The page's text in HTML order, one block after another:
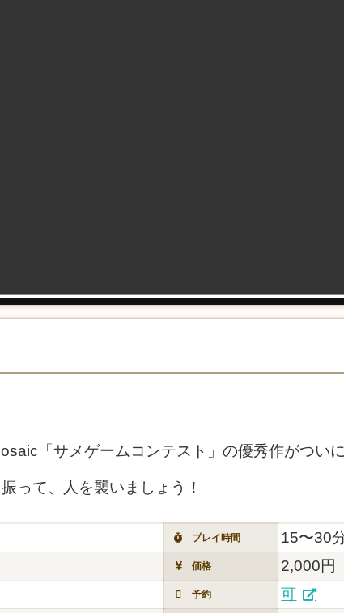
「サメゲームコンテスト」の優秀作がつい
って、人を襲いましょう！
プレイ時間 15〜30
価格 2,000円
予約 可